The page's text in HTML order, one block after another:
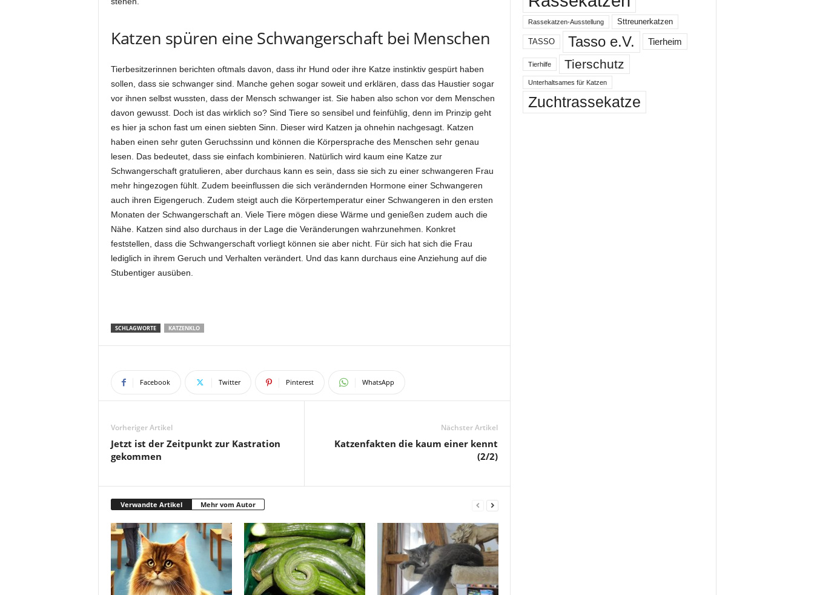
Katzen spüren eine Schwangerschaft bei Menschen
Tierbesitzerinnen berichten oftmals davon, dass ihr Hund oder ihre Katze instinktiv gespürt haben
sollen, dass sie schwanger sind. Manche gehen sogar soweit und erklären, dass das Haustier sogar
vor ihnen selbst wussten, dass der Mensch schwanger ist. Sie haben also schon vor dem Menschen
davon gewusst. Doch ist das wirklich so? Sind Tiere so sensibel und feinfühlig, denn im Prinzip geht
es hier ja schon fast um einen siebten Sinn. Dieser wird Katzen ja ohnehin nachgesagt. Katzen
haben einen sehr guten Geruchssinn und können die Körpersprache des Menschen sehr genau
lesen. Das bedeutet, dass sie einfach kombinieren. Natürlich wird kaum eine Katze zur
Schwangerschaft gratulieren, aber durchaus kann es sein, dass sie sich zu einer schwangeren Frau
mehr hingezogen fühlt. Zudem beeinflussen die sich verändernden Hormone einer Schwangeren
auch ihren Eigengeruch. Zudem steigt auch die Körpertemperatur einer Schwangeren in den ersten
Monaten der Schwangerschaft an. Viele Tiere mögen diese Wärme und genießen zudem auch die
Nähe. Katzen sind also durchaus in der Lage die Veränderungen wahrzunehmen. Konkret
feststellen, dass die Schwangerschaft vorliegt können sie aber nicht. Für sich hat sich die Frau
lediglich in ihrem Geruch und Verhalten verändert. Und das kann durchaus eine Anziehung auf die
Stubentiger ausüben.
SCHLAGWORTE KATZENKLO
Facebook Twitter Pinterest WhatsApp
Vorheriger Artikel
Jetzt ist der Zeitpunkt zur Kastration
gekommen
Nächster Artikel
Katzenfakten die kaum einer kennt
(2/2)
Verwandte Artikel Mehr vom Autor
Rassekatzen-Ausstellung Sttreunerkatzen
TASSO Tasso e.V. Tierheim
Tierhilfe Tierschutz
Unterhaltsames für Katzen
Zuchtrassekatze